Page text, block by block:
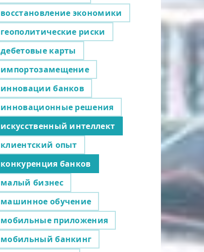
восстановление экономики
геополитические риски
дебетовые карты
импортозамещение
инновации банков
инновационные решения
искусственный интеллект
клиентский опыт
конкуренция банков
малый бизнес
машинное обучение
мобильные приложения
мобильный банкинг